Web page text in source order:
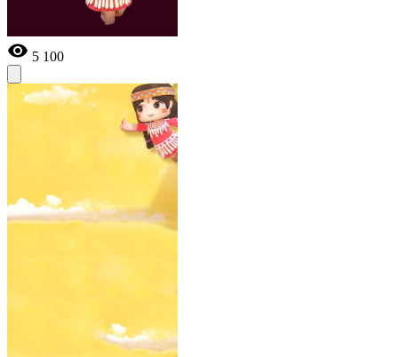
5 100